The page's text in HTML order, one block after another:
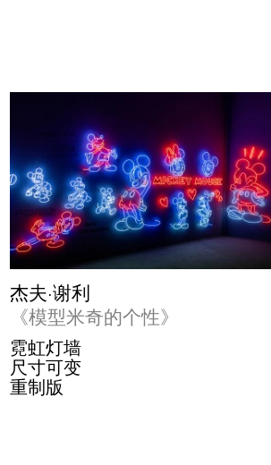
杰夫·谢利
《模型米奇的个性》
霓虹灯墙
尺寸可变
重制版